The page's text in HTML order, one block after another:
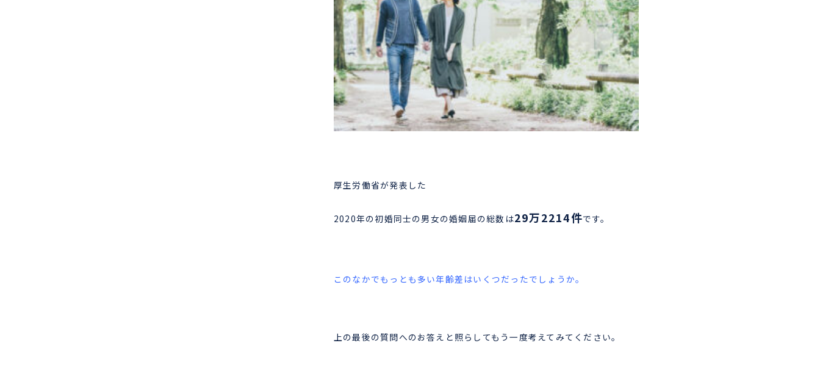
厚生労働省が発表した
2020年の初婚同士の男女の婚姻届の総数は29万2214件です。
このなかでもっとも多い年齢差はいくつだったでしょうか。
上の最後の質問へのお答えと照らしてもう一度考えてみてください。